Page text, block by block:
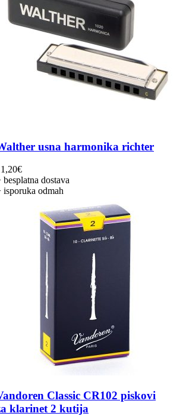
usna harmonika richter
€
besplatna dostava
isporuka odmah
Classic CR102 piskovi
klarinet 2 kutija